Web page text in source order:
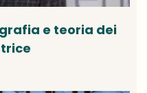
e teoria dei